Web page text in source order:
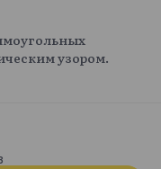
узором.